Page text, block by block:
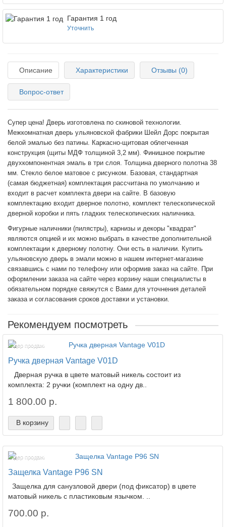
Гарантия 1 год
Уточнить
Описание Характеристики Отзывы (0)
Вопрос-ответ
Супер цена! Дверь изготовлена по скиновой технологии.
Межкомнатная дверь ульяновской фабрики Шейл Дорс покрытая
белой эмалью без патины. Каркасно-щитовая облегченная
конструкция (щиты МДФ толщиной 3,2 мм). Финишное покрытие
двухкомпонентная эмаль в три слоя. Толщина дверного полотна 38
мм. Стекло белое матовое с рисунком. Базовая, стандартная
(самая бюджетная) комплектация рассчитана по умолчанию и
входит в расчет комплекта двери на сайте. В базовую
комплектацию входит дверное полотно, комплект телескопической
дверной коробки и пять гладких телескопических наличника.
Фигурные наличники (пилястры), карнизы и декоры "квадрат"
являются опцией и их можно выбрать в качестве дополнительной
комплектации к дверному полотну. Они есть в наличии. Купить
ульяновскую дверь в эмали можно в нашем интернет-магазине
связавшись с нами по телефону или оформив заказ на сайте. При
оформлении заказа на сайте через корзину наши специалисты в
обязательном порядке свяжутся с Вами для уточнения деталей
заказа и согласования сроков доставки и установки.
Рекомендуем посмотреть
Лидер продаж!
Ручка дверная Vantage V01D
Дверная ручка в цвете матовый никель состоит из
комплекта: 2 ручки (комплект на одну дв..
1 800.00 р.
В корзину
Лидер продаж!
Защелка Vantage P96 SN
Защелка для санузловой двери (под фиксатор) в цвете
матовый никель с пластиковым язычком. ..
700.00 р.